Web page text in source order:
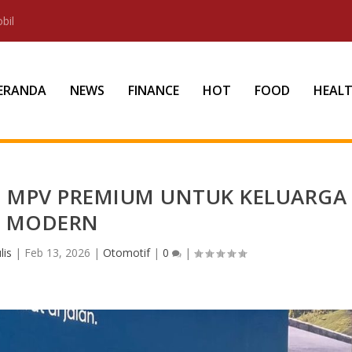
NEWS FINANCE HOT FOOD
PREMIUM UNTUK KELUARGA
MODERN
| Feb 13, 2026 |Otomotif|0 |